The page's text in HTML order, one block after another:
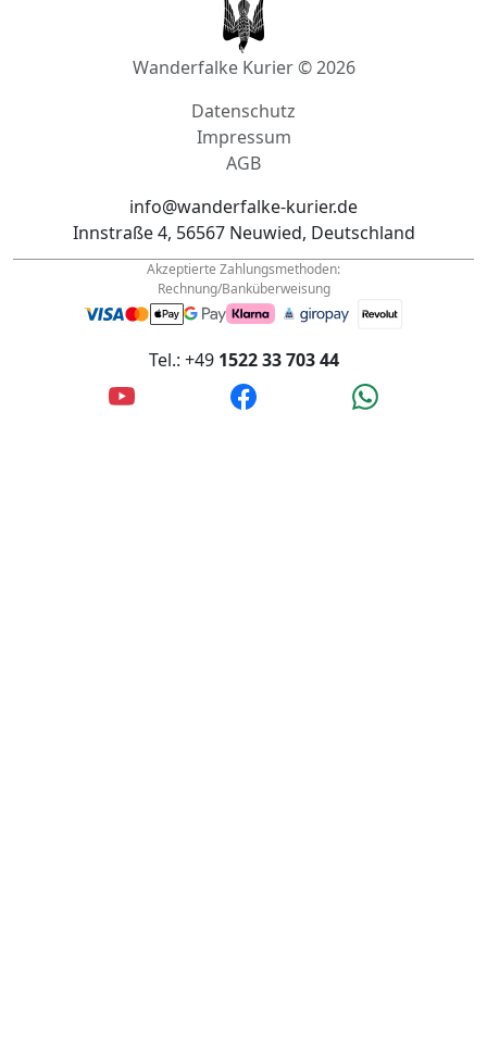
Datenschutz
Impressum
info@wanderfalke-kurier.de
Innstraße 4, 56567 Neuwied, Deutschland
Akzeptierte Zahlungsmethoden:
Rechnung/Banküberweisung
1522 33 703 44